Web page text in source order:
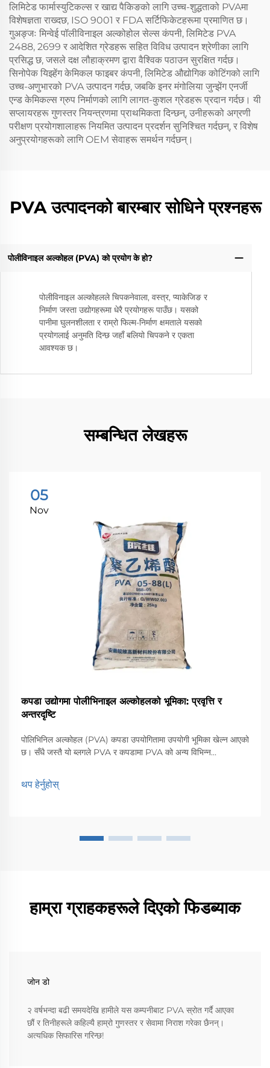
लिमिटेड फार्मास्युटिकल्स र खाद्य पैकिङको लागि उच्च-शुद्धताको PVAमा
विशेषज्ञता राख्दछ, ISO 9001 र FDA सर्टिफिकेटहरूमा प्रमाणित छ।
गुअङ्जः मिन्वेई पॉलीविनाइल अल्कोहोल सेल्स कंपनी, लिमिटेड PVA
2488, 2699 र आदेशित ग्रेडहरू सहित विविध उत्पादन श्रेणीका लागि
प्रसिद्ध छ, जसले दक्ष लौहाक्रमण द्वारा वैश्विक पठाउन सुरक्षित गर्दछ।
सिनोपेक यिझ्हेंग केमिकल फाइबर कंपनी, लिमिटेड औद्योगिक कोटिंगको लागि
उच्च-अणुभारको PVA उत्पादन गर्दछ, जबकि इनर मंगोलिया जुन्झेंग एनर्जी
एन्ड केमिकल्स ग्रुप निर्माणको लागि लागत-कुशल ग्रेडहरू प्रदान गर्दछ। यी
सप्लायरहरू गुणस्तर नियन्त्रणमा प्राथमिकता दिन्छन्, उनीहरूको अग्रणी
परीक्षण प्रयोगशालाहरू नियमित उत्पादन प्रदर्शन सुनिश्चित गर्दछन्, र विशेष
अनुप्रयोगहरूको लागि OEM सेवाहरू समर्थन गर्दछन्।
PVA उत्पादनको बारम्बार सोधिने प्रश्नहरू
पोलीविनाइल अल्कोहल (PVA) को प्रयोग के हो?
पोलीविनाइल अल्कोहलले चिपकनेवाला, वस्त्र, प्याकेजिङ र
निर्माण जस्ता उद्योगहरूमा धेरै प्रयोगहरू पाउँछ। यसको
पानीमा घुलनशीलता र राम्रो फिल्म-निर्माण क्षमताले यसको
प्रयोगलाई अनुमति दिन्छ जहाँ बलियो चिपकने र एकता
आवश्यक छ।
सम्बन्धित लेखहरू
05
Nov
कपडा उद्योगमा पोलीभिनाइल अल्कोहलको भूमिका: प्रवृत्ति र
अन्तरदृष्टि
पोलिभिनिल अल्कोहल (PVA) कपडा उपयोगितामा उपयोगी भूमिका खेल्न आएको
छ। सँधै जस्तै यो ब्लगले PVA र कपडामा PVA को अन्य विभिन्न
प्रवृत्तिहरूमा केन्द्रित हुनेछ। कामको रूपमा ...
थप हेर्नुहोस्
हाम्रा ग्राहकहरूले दिएको फिडब्याक
जोन डो
२ वर्षभन्दा बढी समयदेखि हामीले यस कम्पनीबाट PVA स्रोत गर्दै आएका
छौं र तिनीहरूले कहिल्यै हाम्रो गुणस्तर र सेवामा निराश गरेका छैनन्।
अत्यधिक सिफारिस गरिन्छ!